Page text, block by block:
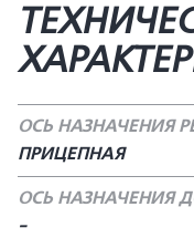
ОСЬ НАЗНАЧЕНИЯ
ПРИЦЕПНАЯ
ОСЬ НАЗНАЧЕНИЯ
-